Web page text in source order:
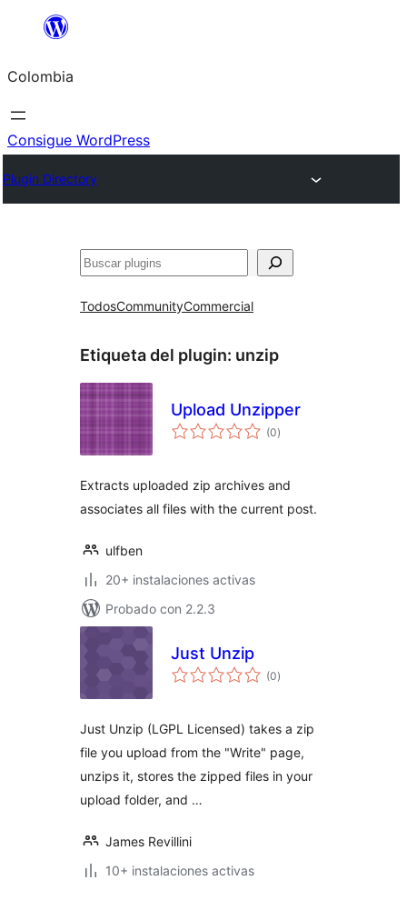
Saltar
contenido
Colombia
Consigue WordPress
Plugin Directory
Buscar
TodosCommunityCommercial
Etiqueta del plugin: unzip
Upload Unzipper
(0total
de
)
Extracts uploaded zip archives and
associates all files with the current post.
ulfben
20+ instalaciones activas
Probado con 2.2.3
Just Unzip
(0total
de
)
Just Unzip (LGPL Licensed) takes a zip
file you upload from the "Write" page,
unzips it, stores the zipped files in your
upload folder, and …
James Revillini
10+ instalaciones activas